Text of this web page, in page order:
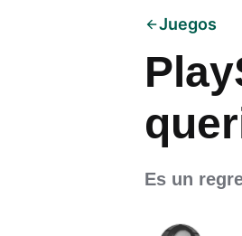
Juegos
Es un